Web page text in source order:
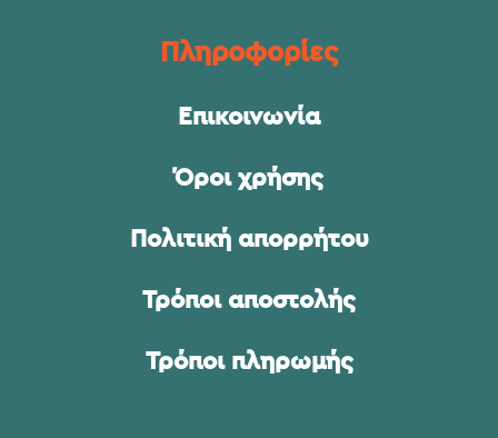
Πληροφορίες
Επικοινωνία
Όροι χρήσης
Πολιτική απορρήτου
Τρόποι αποστολής
Τρόποι πληρωμής